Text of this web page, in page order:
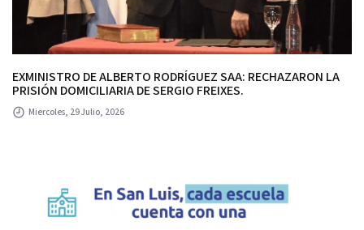
EXMINISTRO DE ALBERTO RODRÍGUEZ SAA: RECHAZARON LA
PRISIÓN DOMICILIARIA DE SERGIO FREIXES.
Miercoles, 29 Julio, 2026